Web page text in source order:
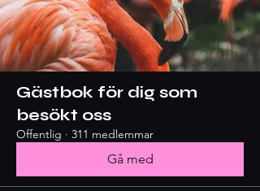
Gästbok för dig som
besökt oss
Offentlig · 311 medlemmar
Gå med